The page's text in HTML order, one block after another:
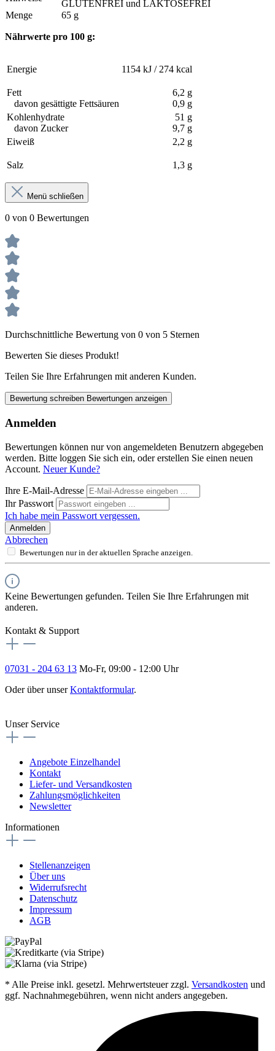
GLUTENFREI und LAKTOSEFREI
Menge
65 g
Nährwerte pro 100 g:
Energie 1154 kJ / 274 kcal
Fett
davon gesättigte Fettsäuren
6,2 g
0,9 g
Kohlenhydrate
davon Zucker
51 g
9,7 g
Eiweiß
2,2 g
Salz 1,3 g
Menü schließen
0 von 0 Bewertungen
Durchschnittliche Bewertung von 0 von 5 Sternen
Bewerten Sie dieses Produkt!
Teilen Sie Ihre Erfahrungen mit anderen Kunden.
Bewertung schreiben Bewertungen anzeigen
Anmelden
Bewertungen können nur von angemeldeten Benutzern abgegeben
werden. Bitte loggen Sie sich ein, oder erstellen Sie einen neuen
Account. Neuer Kunde?
Ihre E-Mail-Adresse
Ihr Passwort
Ich habe mein Passwort vergessen.
Anmelden
Abbrechen
Bewertungen nur in der aktuellen Sprache anzeigen.
Keine Bewertungen gefunden. Teilen Sie Ihre Erfahrungen mit
anderen.
Kontakt & Support
07031 - 204 63 13 Mo-Fr, 09:00 - 12:00 Uhr
Oder über unserKontaktformular.
Unser Service
Angebote Einzelhandel
Kontakt
Liefer- und Versandkosten
Zahlungsmöglichkeiten
Newsletter
Informationen
Stellenanzeigen
Über uns
Widerrufsrecht
Datenschutz
Impressum
AGB
* Alle Preise inkl. gesetzl. Mehrwertsteuer zzgl. Versandkosten und
ggf. Nachnahmegebühren, wenn nicht anders angegeben.